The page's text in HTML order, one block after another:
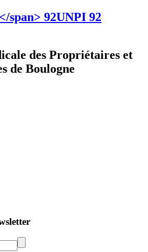
UNPI 92
des Propriétaires et
de Boulogne